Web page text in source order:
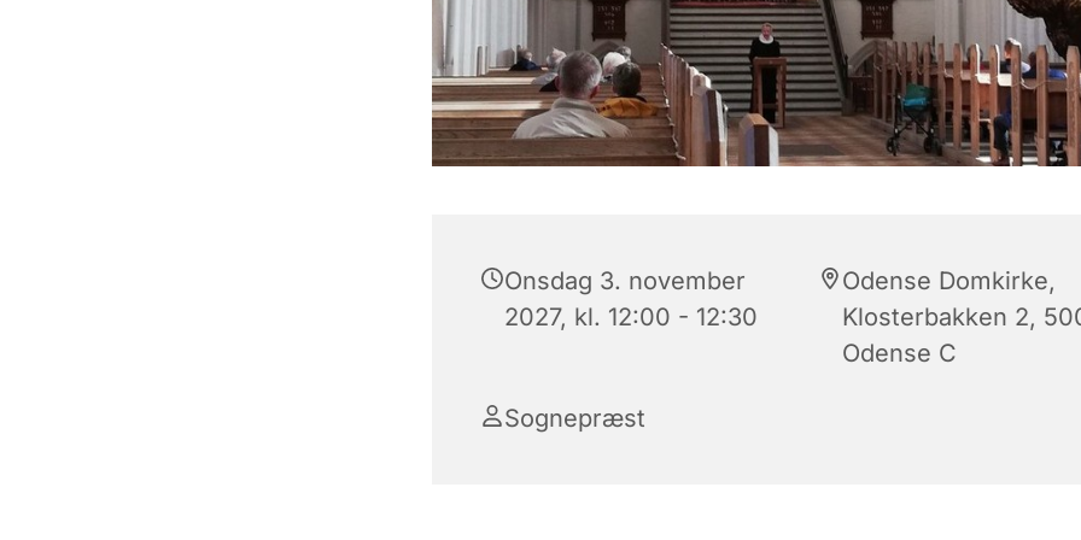
Onsdag 3. november
2027, kl. 12:00 - 12:30
Odense Domkirke,
Klosterbakken 2,
Odense C
Sognepræst